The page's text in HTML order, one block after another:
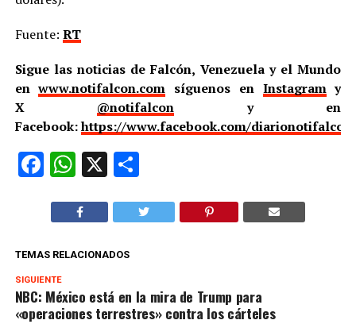
Fuente: RT
Sigue las noticias de Falcón, Venezuela y el Mundo
enwww.notifalcon.com síguenos en Instagramy
X @notifalcon y en
Facebook:https://www.facebook.com/
Facebook
WhatsApp
X Compartir
TEMAS RELACIONADOS
SIGUIENTE
NBC: México está en la mira de Trump para
«operaciones terrestres» contra los cárteles